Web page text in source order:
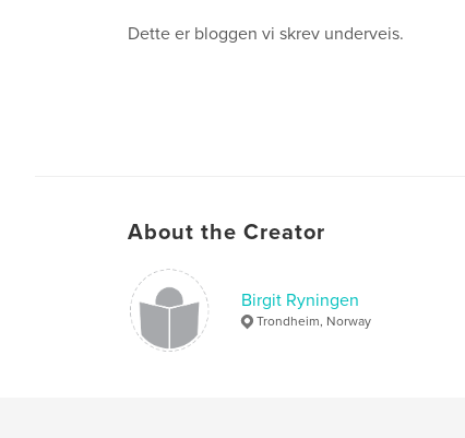
Dette er bloggen vi skrev underveis.
About the Creator
Birgit Ryningen
Trondheim, Norway